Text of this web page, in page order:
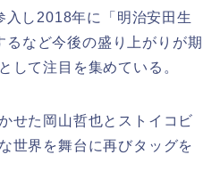
入し2018年に「明治安田生
など今後の盛り上がりが期
して注目を集めている。
せた岡山哲也とストイコビ
世界を舞台に再びタッグを